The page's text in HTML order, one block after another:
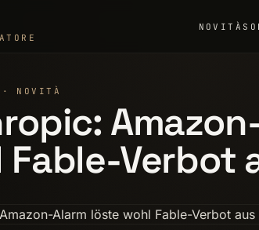
NOVITÀ
NOVITÀ
Fable-Verbot